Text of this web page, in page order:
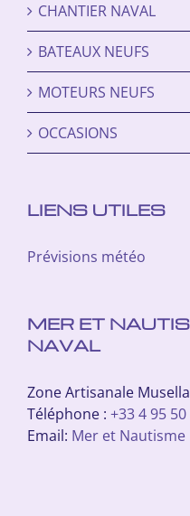
CHANTIER NAVAL
BATEAUX NEUFS
MOTEURS NEUFS
OCCASIONS
LIENS UTILES
Prévisions météo
MER ET
NAVAL
Zone Artisanale
Téléphone : +33 4 95
Email: Mer et Nautisme